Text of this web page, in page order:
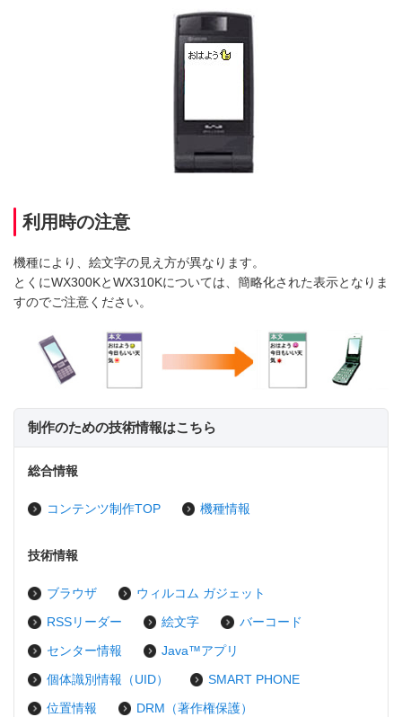
利用時の注意
機種により、絵文字の見え方が異なります。
とくにWX300KとWX310Kについては、簡略化された表示となりま
すのでご注意ください。
制作のための技術情報はこちら
総合情報
コンテンツ制作TOP 機種情報
技術情報
ブラウザ
ウィルコム ガジェット
RSSリーダー
絵文字
バーコード
センター情報
Java™アプリ
個体識別情報（UID）
SMART PHONE
位置情報
DRM（著作権保護）